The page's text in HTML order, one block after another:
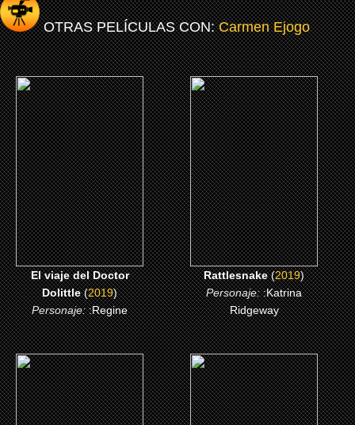
OTRAS PELÍCULAS CON:Carmen Ejogo
(2019)
El viaje del Doctor
Dolittle
CLICK ME
El viaje del Doctor
Dolittle(2019)
Personaje::Regine
(2019)
Rattlesnake
CLICK ME
Rattlesnake(2019)
Personaje::Katrina
Ridgeway
(2016)
Animales fantásticos y
dónde encontrarlos
(2015)
Selma: El poder de un
sueño